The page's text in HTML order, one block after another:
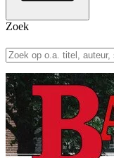
Zoek